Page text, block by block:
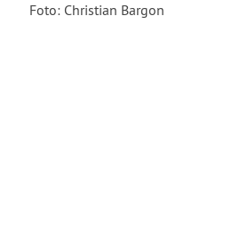
Foto: Christian Bargon